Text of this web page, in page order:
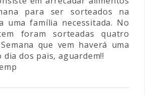
para ser sorteados na
uma família necessitada. No
foram sorteadas quatro
que vem haverá uma
dos pais, aguardem!!